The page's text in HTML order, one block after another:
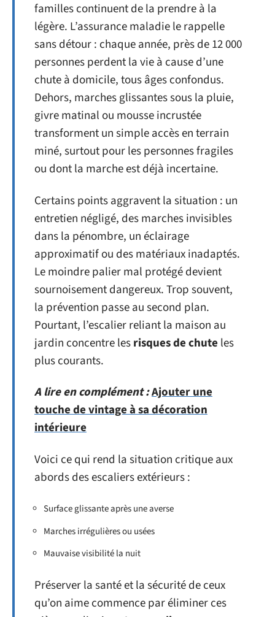
familles continuent de la prendre à la
légère. L’assurance maladie le rappelle
sans détour : chaque année, près de 12 000
personnes perdent la vie à cause d’une
chute à domicile, tous âges confondus.
Dehors, marches glissantes sous la pluie,
givre matinal ou mousse incrustée
transforment un simple accès en terrain
miné, surtout pour les personnes fragiles
ou dont la marche est déjà incertaine.
Certains points aggravent la situation : un
entretien négligé, des marches invisibles
dans la pénombre, un éclairage
approximatif ou des matériaux inadaptés.
Le moindre palier mal protégé devient
sournoisement dangereux. Trop souvent,
la prévention passe au second plan.
Pourtant, l’escalier reliant la maison au
jardin concentre lesrisques de chute les
plus courants.
A lire en complément :Ajouter une
touche de vintage à sa décoration
intérieure
Voici ce qui rend la situation critique aux
abords des escaliers extérieurs :
Surface glissante après une averse
Marches irrégulières ou usées
Mauvaise visibilité la nuit
Préserver la santé et la sécurité de ceux
qu’on aime commence par éliminer ces